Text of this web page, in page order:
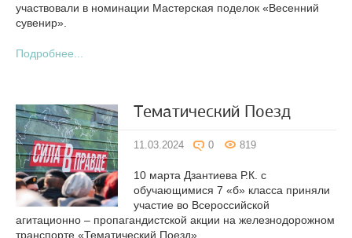
участвовали в номинации Мастерская поделок «Весенний
сувенир».
Подробнее...
Тематический Поезд
11.03.2024 0 819
10 марта Дзантиева Р.К. с
обучающимися 7 «б» класса приняли
участие во Всероссийской
агитационно – пропагандистской акции на железнодорожном
транспорте «Тематический Поезд».